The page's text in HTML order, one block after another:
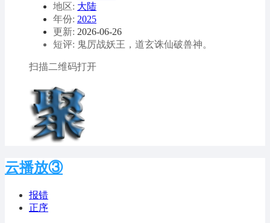
地区: 大陆
年份: 2025
更新: 2026-06-26
短评: 鬼厉战妖王，道玄诛仙破兽神。
扫描二维码打开
云播放③
报错
正序